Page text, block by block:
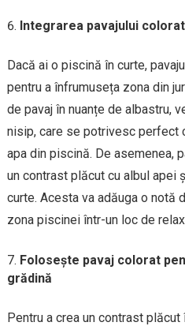
Integrarea pavajului
Dacă ai o piscină în curte,
pentru a înfrumuseța zona din
de pavaj în nuanțe de albastru,
nisip, care se potrivesc perfect
apa din piscină. De asemenea,
un contrast plăcut cu albul apei
curte. Acesta va adăuga o notă
zona piscinei într-un loc de
Folosește pavaj colorat
grădină
Pentru a crea un contrast